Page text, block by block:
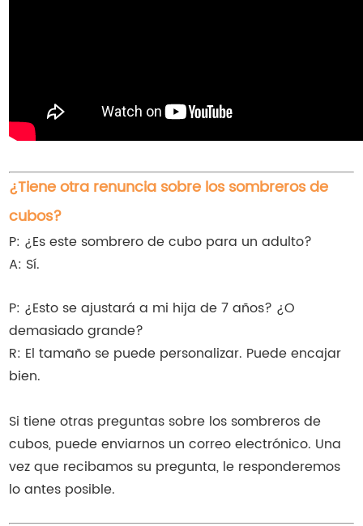
¿Tiene otra renuncia sobre los sombreros de
cubos?
P: ¿Es este sombrero de cubo para un adulto?
A: Sí.
P: ¿Esto se ajustará a mi hija de 7 años? ¿O
demasiado grande?
R: El tamaño se puede personalizar. Puede encajar
bien.
Si tiene otras preguntas sobre los sombreros de
cubos, puede enviarnos un correo electrónico. Una
vez que recibamos su pregunta, le responderemos
lo antes posible.